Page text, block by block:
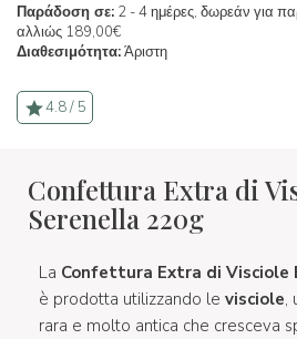
Παράδοση σε: 2 - 4 ημέρες, δωρεάν για
αλλιώς 189,00€
Διαθεσιμότητα:Άριστη
4.8 / 5
Confettura Extra di
Serenella 220g
La Confettura Extra di Visciole
è prodotta utilizzando le visciole,
rara e molto antica che cresceva